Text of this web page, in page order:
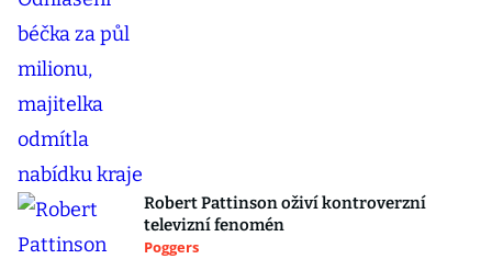
Robert Pattinson oživí kontroverzní
televizní fenomén
Poggers